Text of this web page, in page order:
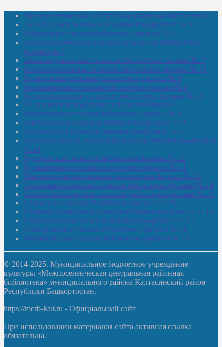
Межпоселенческая центральная районная библиотека
Амзибашевская сельская библиотека-филиал № 1
Бабаевская сельская библиотека-филиал № 2
Большекачаковская сельская модельная библиотека-
филиал № 7
Большекуразовская сельская библиотека-филиал № 3
Верхнетыхтемская сельская библиотека-филиал № 15
Калегинская сельская библиотека-филиал № 6
Калмашевская сельская библиотека-филиал № 5
Калмиябашевская сельская библиотека-филиал № 13
Калтасинская модельная детская библиотека
Кельтеевская сельская библиотека-филиал № 8
Киебаковская сельская библиотека-филиал № 9
Кокушевская сельская библиотека-филиал № 4
Краснохолмская сельская модельная библиотека-филиал
№ 21
Кутеремская сельская библиотека-филиал № 22
Кучашевская сельская библиотека-филиал № 11
Малокачаковская сельская библиотека-филиал № 12
Нижнекачмашевская сельская библиотека-филиал № 14
Новокильбахтинская сельская библиотека-филиал № 19
Сазовская сельская библиотека-филиал № 20
Староорьебашевская сельская библиотека-филиал № 16
Старояшевская сельская библиотека-филиал № 17
Тюльдинская сельская библиотека-филиал № 18
Чилибеевская сельская библиотека-филиал № 10
© 2014-2025. Муниципальное бюджетное учреждение
культуры «Межпоселенческая центральная районная
библиотека» муниципального района Калтасинский район
Республики Башкортостан.
https://mcrb-kalt.ru - Официальный сайт
При использовании материалов сайта активная ссылка
обязательна.